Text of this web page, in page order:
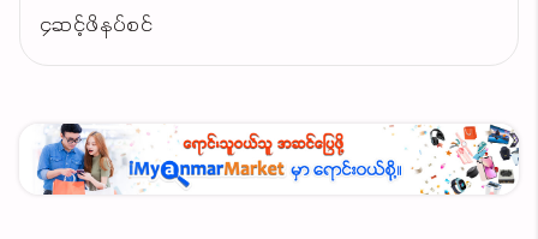
၄ဆင့်ဖိနပ်စင်